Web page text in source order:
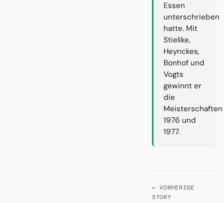
Essen
unterschrieben
hatte. Mit
Stielike,
Heynckes,
Bonhof und
Vogts
gewinnt er
die
Meisterschaften
1976 und
1977.
← VORHERIGE
STORY